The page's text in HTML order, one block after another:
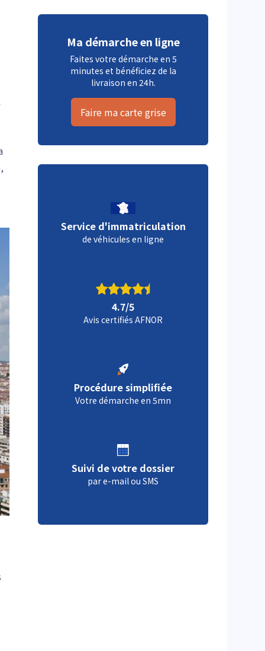
Ma démarche en ligne
Faites votre démarche en 5
minutes et bénéficiez de la
livraison en 24h.
Faire ma carte grise
Service d'immatriculation
de véhicules en ligne
4.7/5
Avis certifiés AFNOR
Procédure simplifiée
Votre démarche en 5mn
Suivi de votre dossier
par e-mail ou SMS